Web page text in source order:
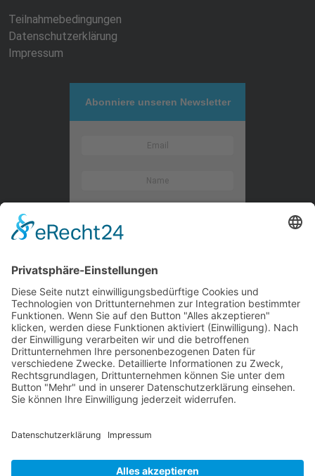
Teilnahmebedingungen
Datenschutzerklärung
Impressum
Abonniere unseren Newsletter
Kontaktieren Sie uns
WalBee
Bizzmade GmbH
Gießereistraße 29
83022 Rosenheim
Tel.:+49 8031 282 09 50
Web:www.walbee.de